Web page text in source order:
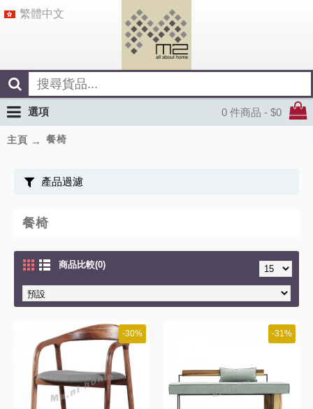
繁體中文
0 件商品 - $0
選項
主頁 餐椅
產品過濾
餐椅
商品比較(0)
-30% -31%